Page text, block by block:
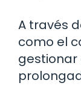
A través
como el
gestionar